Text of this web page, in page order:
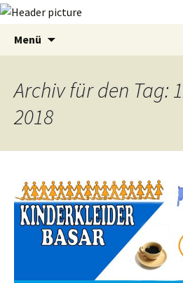
Menü
Archiv für den Tag:
2018